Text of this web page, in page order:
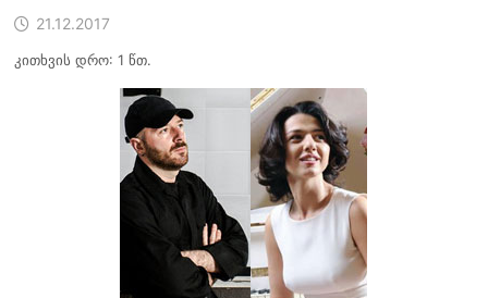
21.12.2017
კითხვის დრო: 1 წთ.